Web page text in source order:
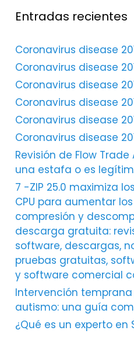
Entradas recientes
Coronavirus disease
Coronavirus disease
Coronavirus disease
Coronavirus disease
Coronavirus disease
Coronavirus disease
Revisión de Flow Trade
una estafa o es
7 -ZIP 25.0 maximiza
CPU para aumentar
compresión y
descarga gratuita:
software, descargas,
pruebas gratuitas,
y software comercial
Intervención
autismo: una guía
¿Qué es un experto en